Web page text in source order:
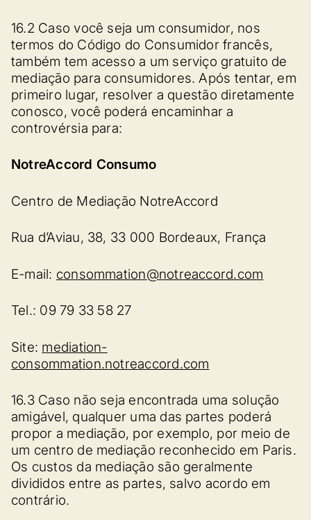
16.2 Caso você seja um consumidor, nos
termos do Código do Consumidor francês,
também tem acesso a um serviço gratuito de
mediação para consumidores. Após tentar, em
primeiro lugar, resolver a questão diretamente
conosco, você poderá encaminhar a
controvérsia para:
NotreAccord Consumo
Centro de Mediação NotreAccord
Rua d’Aviau, 38, 33 000 Bordeaux, França
E-mail: consommation@notreaccord.com
Tel.: 09 79 33 58 27
Site: mediation-
consommation.notreaccord.com
16.3 Caso não seja encontrada uma solução
amigável, qualquer uma das partes poderá
propor a mediação, por exemplo, por meio de
um centro de mediação reconhecido em Paris.
Os custos da mediação são geralmente
divididos entre as partes, salvo acordo em
contrário.